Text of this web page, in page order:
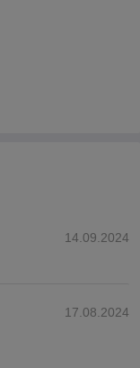
14.09.2024
17.08.2024